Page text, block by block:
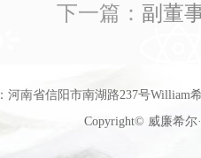
下一篇： 副董
河南省信阳市南湖路237号William
Copyright© 威廉希